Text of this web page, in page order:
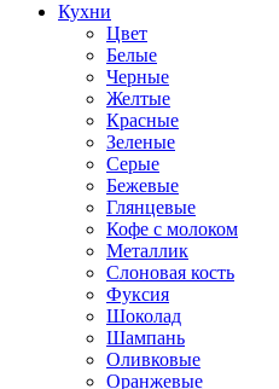
Кухни
Цвет
Белые
Черные
Желтые
Красные
Зеленые
Серые
Бежевые
Глянцевые
Кофе с молоком
Металлик
Слоновая кость
Фуксия
Шоколад
Шампань
Оливковые
Оранжевые